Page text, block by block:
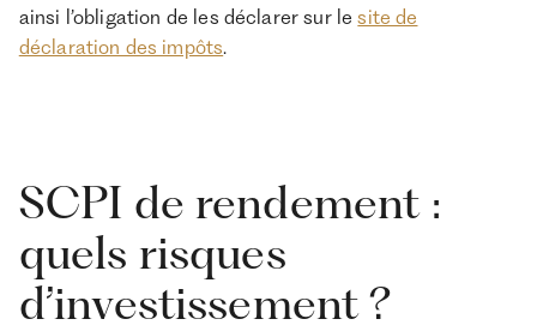
ainsi l’obligation de les déclarer sur lesite de
déclaration des impôts.
SCPI de rendement :
quels risques
d’investissement ?